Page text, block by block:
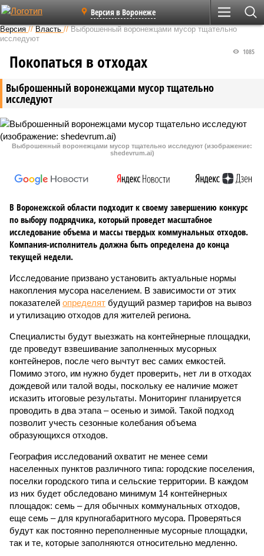
Версия в Воронеже
Версия //Власть //Выброшенный воронежцами мусор тщательно
исследуют
Выброшенный воронежцами мусор тщательно
исследуют
1085
Покопаться в отходах
Выброшенный воронежцами мусор тщательно исследуют (изображение:
shedevrum.ai)
В Воронежской области подходит к своему завершению конкурс
по выбору подрядчика, который проведет масштабное
исследование объема и массы твердых коммунальных отходов.
Компания-исполнитель должна быть определена до конца
текущей недели.
Исследование призвано установить актуальные нормы
накопления мусора населением. В зависимости от этих
показателей определят будущий размер тарифов на вывоз
и утилизацию отходов для жителей региона.
Специалисты будут выезжать на контейнерные площадки,
где проведут взвешивание заполненных мусорных
контейнеров, после чего вычтут вес самих емкостей.
Помимо этого, им нужно будет проверить, нет ли в отходах
дождевой или талой воды, поскольку ее наличие может
исказить итоговые результаты. Мониторинг планируется
проводить в два этапа – осенью и зимой. Такой подход
позволит учесть сезонные колебания объема
образующихся отходов.
География исследований охватит не менее семи
населенных пунктов различного типа: городские поселения,
поселки городского типа и сельские территории. В каждом
из них будет обследовано минимум 14 контейнерных
площадок: семь – для обычных коммунальных отходов,
еще семь – для крупногабаритного мусора. Проверяться
будут как постоянно переполненные мусорные площадки,
так и те, которые заполняются относительно медленно.